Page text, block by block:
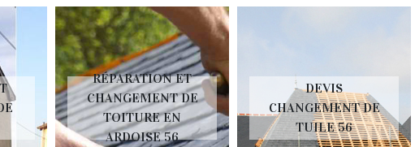
RÉPARATION ET
CHANGEMENT DE
TOITURE EN
ARDOISE 56
DEVIS
CHANGEMENT DE
TUILE 56